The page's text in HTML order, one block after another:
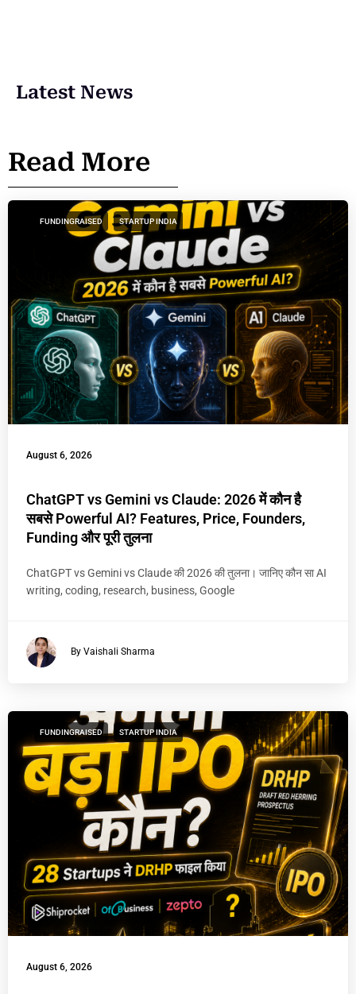
Latest News
Read More
FUNDINGRAISED STARTUP INDIA
August 6, 2026
ChatGPT vs Gemini vs Claude: 2026 में कौन है
सबसे Powerful AI? Features, Price, Founders,
Funding और पूरी तुलना
ChatGPT vs Gemini vs Claude की 2026 की तुलना। जानिए कौन सा AI
writing, coding, research, business, Google
By Vaishali Sharma
FUNDINGRAISED STARTUP INDIA
August 6, 2026